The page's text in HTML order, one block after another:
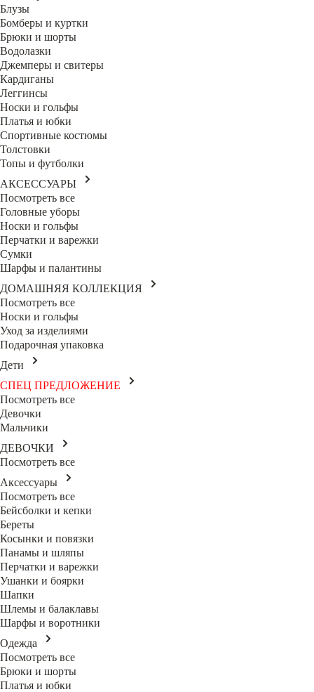
Блузы
Бомберы и куртки
Брюки и шорты
Водолазки
Джемперы и свитеры
Кардиганы
Леггинсы
Носки и гольфы
Платья и юбки
Спортивные костюмы
Толстовки
Топы и футболки
АКСЕССУАРЫ
Посмотреть все
Головные уборы
Носки и гольфы
Перчатки и варежки
Сумки
Шарфы и палантины
ДОМАШНЯЯ КОЛЛЕКЦИЯ
Посмотреть все
Носки и гольфы
Уход за изделиями
Подарочная упаковка
Дети
СПЕЦ ПРЕДЛОЖЕНИЕ
Посмотреть все
Девочки
Мальчики
ДЕВОЧКИ
Посмотреть все
Аксессуары
Посмотреть все
Бейсболки и кепки
Береты
Косынки и повязки
Панамы и шляпы
Перчатки и варежки
Ушанки и боярки
Шапки
Шлемы и балаклавы
Шарфы и воротники
Одежда
Посмотреть все
Брюки и шорты
Платья и юбки